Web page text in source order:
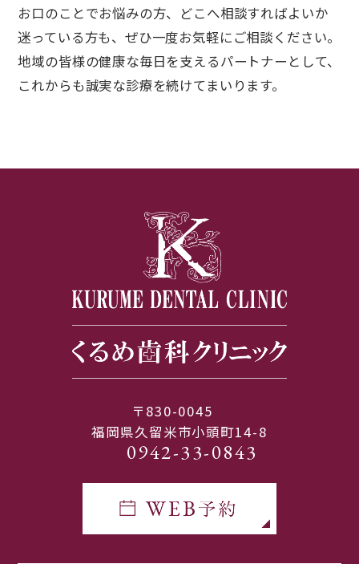
お口のことでお悩みの方、どこへ相談すればよいか
迷っている方も、ぜひ一度お気軽にご相談ください。
地域の皆様の健康な毎日を支えるパートナーとして、
これからも誠実な診療を続けてまいります。
〒830-0045
福岡県久留米市小頭町14-8
0942-33-0843